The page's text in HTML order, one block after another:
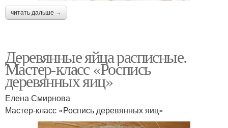
читать дальше →
Деревянные яйца расписные.
Мастер-класс «Роспись
деревянных яиц»
Елена Смирнова
Мастер-класс «Роспись деревянных яиц»